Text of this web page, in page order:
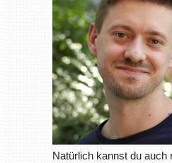
Natürlich kannst du auch